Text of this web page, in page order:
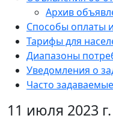
Архив
Способы оплаты
Тарифы для
Диапазоны
Уведомления о
Часто
11 июля 2023 г.